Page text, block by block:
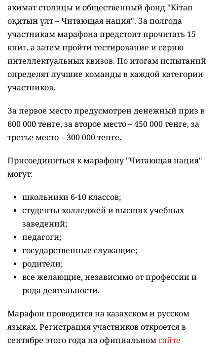
акимат столицы и общественный фонд "Кітап
оқитын ұлт – Читающая нация". За полгода
участникам марафона предстоит прочитать 15
книг, а затем пройти тестирование и серию
интеллектуальных квизов. По итогам испытаний
определят лучшие команды в каждой категории
участников.
За первое место предусмотрен денежный приз в
600 000 тенге, за второе место – 450 000 тенге, за
третье место – 300 000 тенге.
Присоединиться к марафону "Читающая нация"
могут:
школьники 6-10 классов;
студенты колледжей и высших учебных
заведений;
педагоги;
государственные служащие;
родители;
все желающие, независимо от профессии и
рода деятельности.
Марафон проводится на казахском и русском
языках. Регистрация участников откроется в
сентябре этого года на официальномсайте